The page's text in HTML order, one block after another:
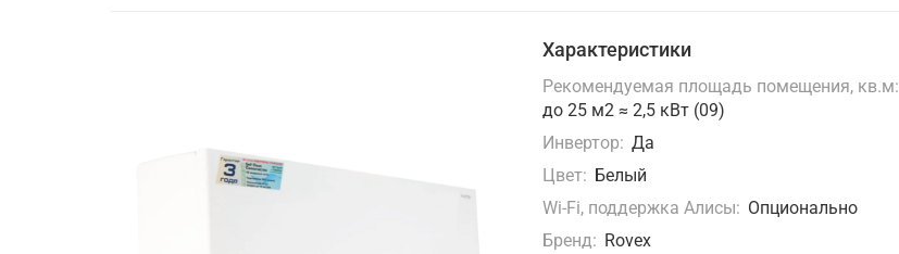
Характеристики
Рекомендуемая площадь помещения, кв.м:
до 25 м2 ≈ 2,5 кВт (09)
Инвертор: Да
Цвет: Белый
Wi-Fi, поддержка Алисы: Опционально
Бренд: Rovex